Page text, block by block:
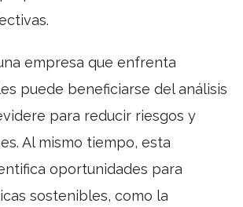
empresa que enfrenta
puede beneficiarse del análisis
para reducir riesgos y
Al mismo tiempo, esta
oportunidades para
sostenibles, como la